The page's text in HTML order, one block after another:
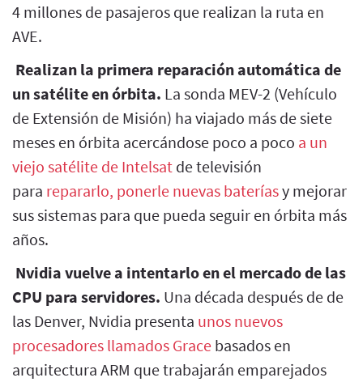
4 millones de pasajeros que realizan la ruta en
AVE.
Realizan la primera reparación automática de
un satélite en órbita. La sonda MEV-2 (Vehículo
de Extensión de Misión) ha viajado más de siete
meses en órbita acercándose poco a poco a un
viejo satélite de Intelsat de televisión
para repararlo, ponerle nuevas bateríasy mejorar
sus sistemas para que pueda seguir en órbita más
años.
Nvidia vuelve a intentarlo en el mercado de las
CPU para servidores. Una década después de de
las Denver, Nvidia presenta unos nuevos
procesadores llamados Grace basados en
arquitectura ARM que trabajarán emparejados